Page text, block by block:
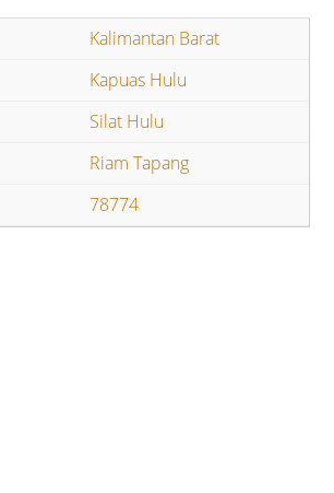
Kalimantan Barat
Kapuas Hulu
Silat Hulu
Riam Tapang
78774